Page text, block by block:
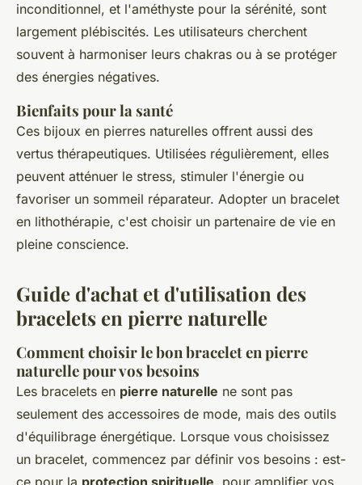
inconditionnel, et l'améthyste pour la sérénité, sont
largement plébiscités. Les utilisateurs cherchent
souvent à harmoniser leurs chakras ou à se protéger
des énergies négatives.
Bienfaits pour la santé
Ces bijoux en pierres naturelles offrent aussi des
vertus thérapeutiques. Utilisées régulièrement, elles
peuvent atténuer le stress, stimuler l'énergie ou
favoriser un sommeil réparateur. Adopter un bracelet
en lithothérapie, c'est choisir un partenaire de vie en
pleine conscience.
Guide d'achat et d'utilisation des
bracelets en pierre naturelle
Comment choisir le bon bracelet en pierre
naturelle pour vos besoins
Les bracelets en pierre naturelle ne sont pas
seulement des accessoires de mode, mais des outils
d'équilibrage énergétique. Lorsque vous choisissez
un bracelet, commencez par définir vos besoins : est-